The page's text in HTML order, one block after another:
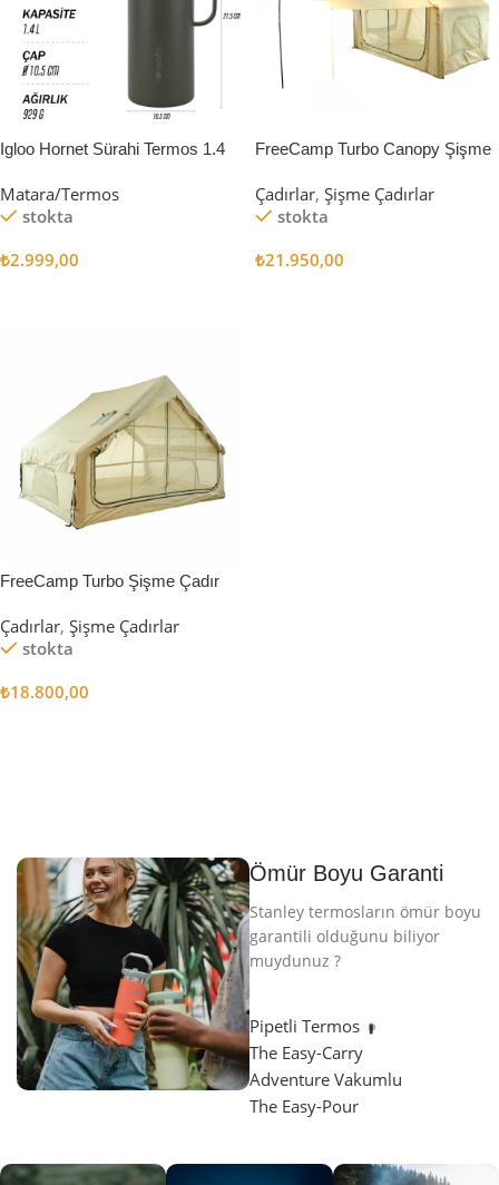
Igloo Hornet Sürahi Termos 1.4
Matara/Termos
stokta
₺2.999,00
FreeCamp Turbo Canopy Şişme
Çadırlar, Şişme Çadırlar
stokta
₺21.950,00
FreeCamp Turbo Şişme Çadır
Çadırlar, Şişme Çadırlar
stokta
₺18.800,00
Ömür Boyu Garanti
Stanley termosların ömür boyu
garantili olduğunu biliyor
muydunuz ?
Pipetli Termos
The Easy-Carry
Adventure Vakumlu
The Easy-Pour